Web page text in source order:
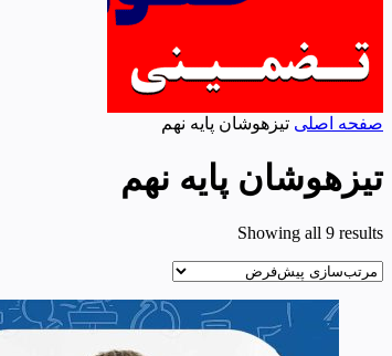
صفحه اصلی تیزهوشان پایه نهم
تیزهوشان پایه نهم
Showing all 9 results